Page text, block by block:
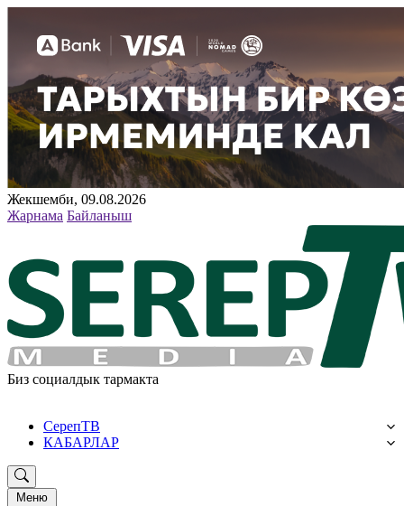
Жекшемби, 09.08.2026
Жарнама Байланыш
Биз социалдык тармакта
СерепТВ
КАБАРЛАР
Меню